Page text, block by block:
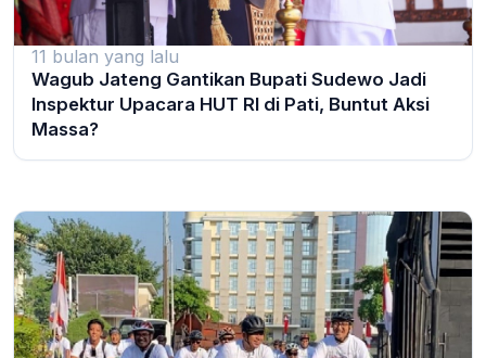
11 bulan yang lalu
Wagub Jateng Gantikan Bupati Sudewo Jadi
Inspektur Upacara HUT RI di Pati, Buntut Aksi
Massa?